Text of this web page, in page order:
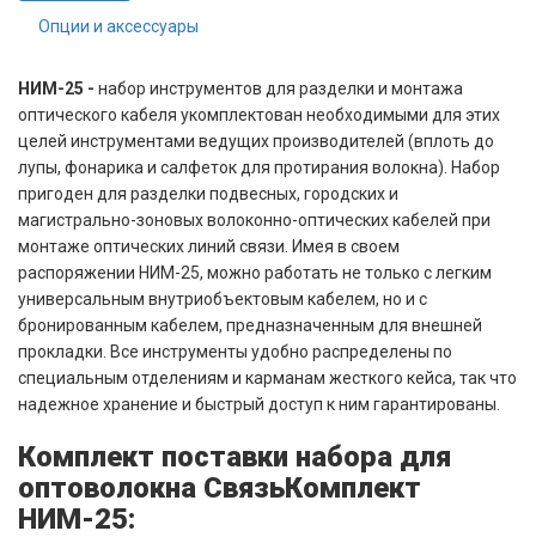
Опции и аксессуары
НИМ-25 - набор инструментов для разделки и монтажа
оптического кабеля укомплектован необходимыми для этих
целей инструментами ведущих производителей (вплоть до
лупы, фонарика и салфеток для протирания волокна). Набор
пригоден для разделки подвесных, городских и
магистрально-зоновых волоконно-оптических кабелей при
монтаже оптических линий связи. Имея в своем
распоряжении НИМ-25, можно работать не только с легким
универсальным внутриобъектовым кабелем, но и с
бронированным кабелем, предназначенным для внешней
прокладки. Все инструменты удобно распределены по
специальным отделениям и карманам жесткого кейса, так что
надежное хранение и быстрый доступ к ним гарантированы.
Комплект поставки набора для
оптоволокна СвязьКомплект
НИМ-25: